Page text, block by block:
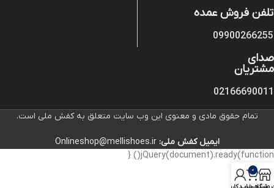
تلفن فروش عمده
09900266255
صدای
مشتریان
02166690011
تمام حقوق مادی و معنوی این وب سایت متعلق به کفش ملی است.
ایمیل کفش ملی:Onlineshop@mellishoes.ir
0
jQuery(document).ready(function() {